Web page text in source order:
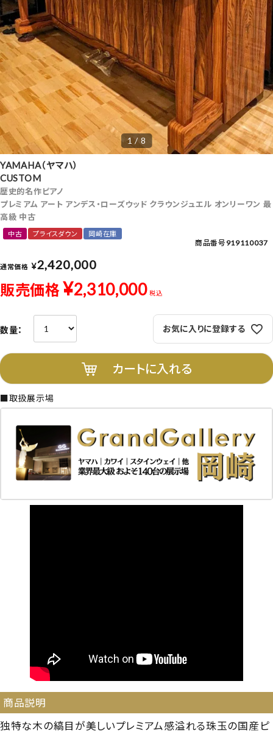
1 / 8
YAMAHA（ヤマハ）
CUSTOM
歴史的名作ピアノ
プレミアム アート アンデス・ローズウッド クラウンジュエル オンリーワン 最
高級 中古
中古 プライスダウン 岡崎在庫
商品番号 919110037
通常価格 ¥2,420,000
販売価格 ¥2,310,000 税込
お気に入りに登録する
カートに入れる
■取扱展示場
商品説明
独特な木の縞目が美しいプレミアム感溢れる珠玉の国産ピ